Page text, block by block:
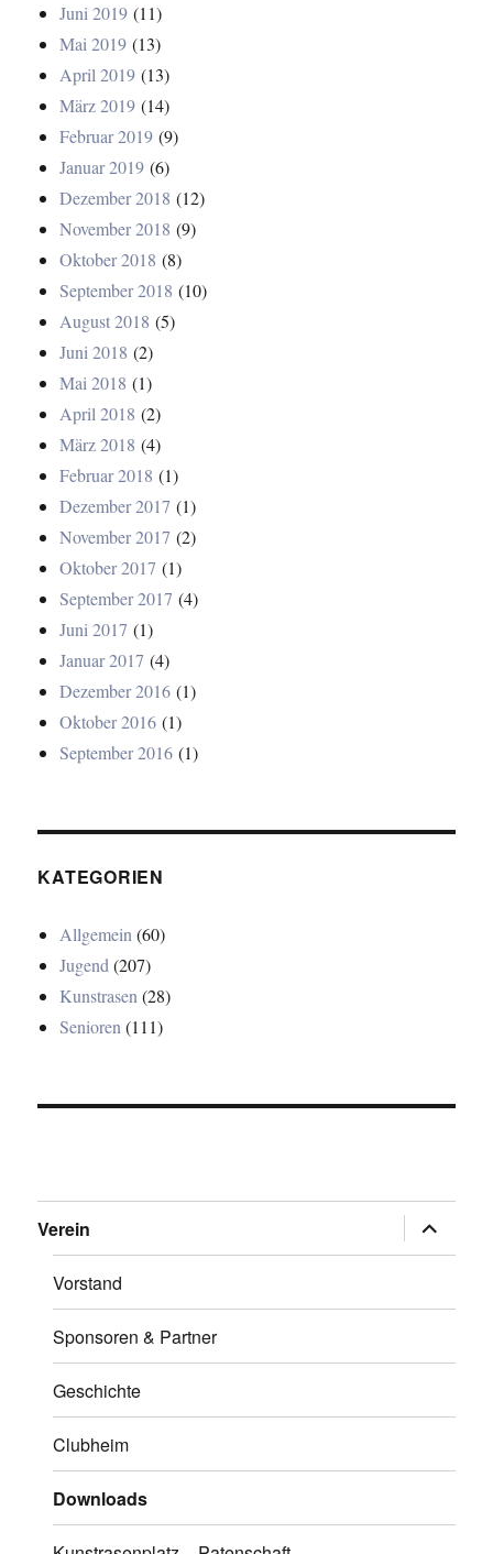
Juni 2019 (11)
Mai 2019 (13)
April 2019 (13)
März 2019 (14)
Februar 2019 (9)
Januar 2019 (6)
Dezember 2018 (12)
November 2018 (9)
Oktober 2018 (8)
September 2018 (10)
August 2018 (5)
Juni 2018 (2)
Mai 2018 (1)
April 2018 (2)
März 2018 (4)
Februar 2018 (1)
Dezember 2017 (1)
November 2017 (2)
Oktober 2017 (1)
September 2017 (4)
Juni 2017 (1)
Januar 2017 (4)
Dezember 2016 (1)
Oktober 2016 (1)
September 2016 (1)
KATEGORIEN
Allgemein(60)
Jugend(207)
Kunstrasen(28)
Senioren(111)
Verein
öffnen
Vorstand
Sponsoren & Partner
Geschichte
Clubheim
Downloads